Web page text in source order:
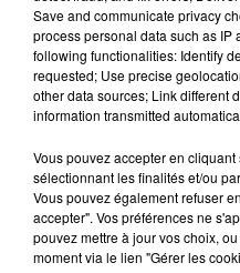
Save and communicate privacy
process personal data such as IP
following functionalities: Identify
requested; Use precise
other data sources; Link different
information transmitted
Vous pouvez accepter en
sélectionnant les finalités et/ou
Vous pouvez également refuser
accepter". Vos préférences ne
pouvez mettre à jour vos choix,
moment via le lien "Gérer les